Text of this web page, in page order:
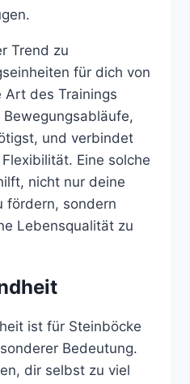
Trend zu
für dich von
Art des Trainings
und verbindet
Eine solche
nicht nur deine
fördern, sondern
Lebensqualität zu
ist für Steinböcke
Bedeutung.
dir selbst zu viel